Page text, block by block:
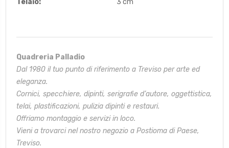
Quadreria Palladio
Dal 1980 il tuo punto di riferimento a Treviso per arte ed
eleganza.
Cornici, specchiere, dipinti, serigrafie d’autore, oggettistica,
telai, plastificazioni, pulizia dipinti e restauri.
Offriamo montaggio e servizi in loco.
Vieni a trovarci nel nostro negozio a Postioma di Paese,
Treviso.